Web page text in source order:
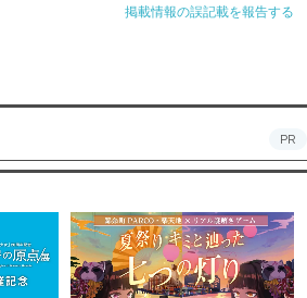
掲載情報の誤記載を報告する
PR